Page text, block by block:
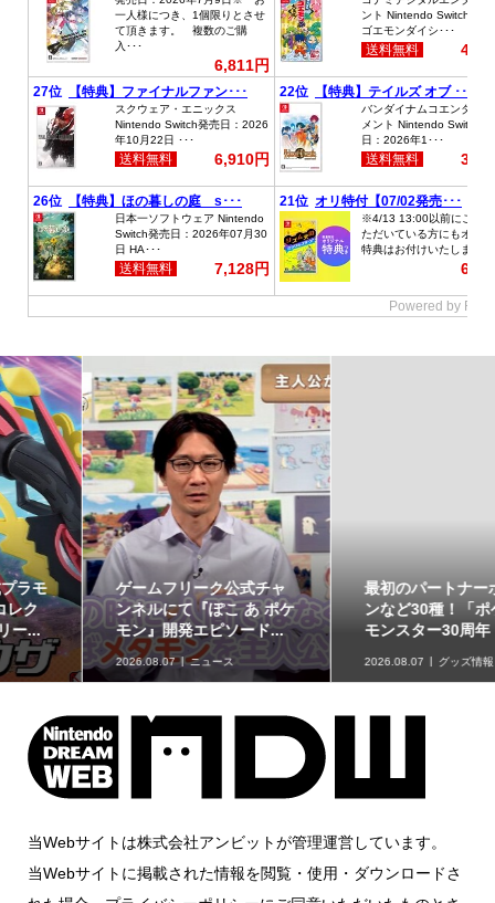
ゲームフリーク公式チャ
ンネルにて『ぽこ あ ポケ
モン』開発エピソード...
2026.08.07 ニュース
最初のパートナーポケモ
ンなど30種！「ポケット
モンスター30周年 ミニ...
2026.08.07 グッズ情報
当Webサイトは株式会社アンビットが管理運営しています。
当Webサイトに掲載された情報を閲覧・使用・ダウンロードさ